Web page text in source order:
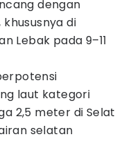
dengan
di
Lebak pada 9–11
laut kategori
2,5 meter di Selat
selatan